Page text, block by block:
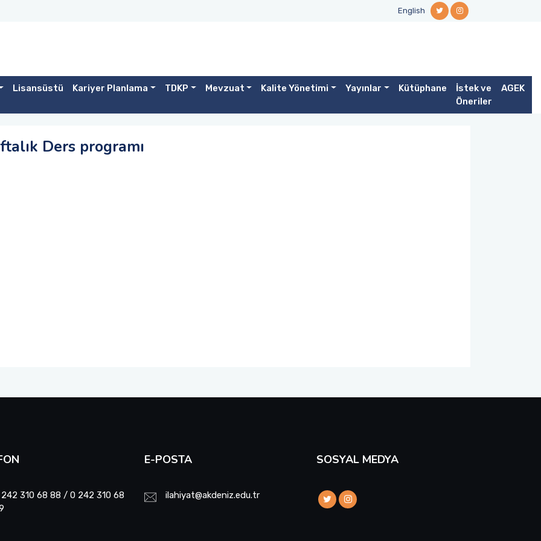
English
Lisansüstü Kariyer Planlama TDKP Mevzuat Kalite Yönetimi Yayınlar Kütüphane
İstek ve
Öneriler
AGEK
Ders programı
310 68 88 / 0 242 310 68
E-POSTA
ilahiyat@akdeniz.edu.tr
SOSYAL MEDYA